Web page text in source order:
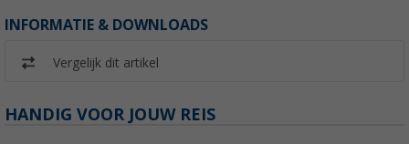
INFORMATIE & DOWNLOADS
Vergelijk dit artikel
HANDIG VOOR JOUW REIS